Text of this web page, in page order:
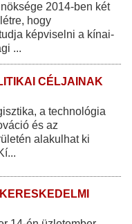
2014-ben két
hogy
képviselni a kínai-
...
CÉLJAINAK
a technológia
és az
alakulhat ki